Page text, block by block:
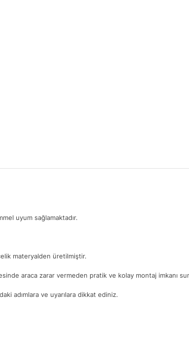
uyum sağlamaktadır.
materyalden üretilmiştir.
araca zarar vermeden pratik ve kolay montaj imkanı
adımlara ve uyarılara dikkat ediniz.